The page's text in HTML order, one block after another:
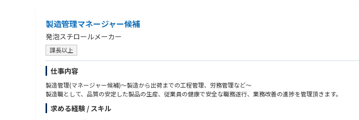
製造管理マネージャー候補
発泡スチロールメーカー
課長以上
仕事内容
製造管理(マネージャー候補)～製造から出荷までの工程管理、労務管理など～
製造職として、品質の安定した製品の生産、従業員の健康で安全な職務遂行、業務改善の進捗を管理頂きます。
求める経験 / スキル